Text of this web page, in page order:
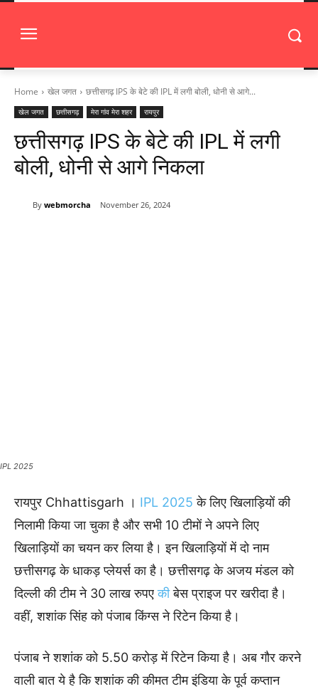
Home खेल जगत छत्तीसगढ़ IPS के बेटे की IPL में लगी बोली, धोनी से आगे...
खेल जगत छत्तीसगढ़ मेरा गांव मेरा शहर रायपुर
छत्तीसगढ़ IPS के बेटे की IPL में लगी
बोली, धोनी से आगे निकला
By webmorcha November 26, 2024
IPL 2025
रायपुर Chhattisgarh । IPL 2025 के लिए खिलाड़ियों की
निलामी किया जा चुका है और सभी 10 टीमों ने अपने लिए
खिलाड़ियों का चयन कर लिया है। इन खिलाड़ियों में दो नाम
छत्तीसगढ़ के धाकड़ प्लेयर्स का है। छत्तीसगढ़ के अजय मंडल को
दिल्ली की टीम ने 30 लाख रुपएकीबेस प्राइज पर खरीदा है।
वहीं, शशांक सिंह को पंजाब किंग्स ने रिटेन किया है।
पंजाब ने शशांक को 5.50 करोड़ में रिटेन किया है। अब गौर करने
वाली बात ये है कि शशांक की कीमत टीम इंडिया के पूर्व कप्तान